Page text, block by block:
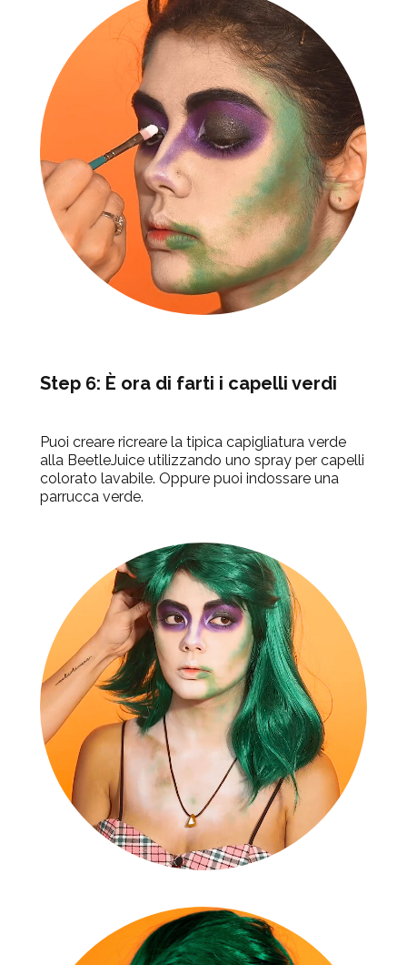
Step 6: È ora di farti i capelli verdi
Puoi creare ricreare la tipica capigliatura verde
alla BeetleJuice utilizzando uno spray per capelli
colorato lavabile. Oppure puoi indossare una
parrucca verde.